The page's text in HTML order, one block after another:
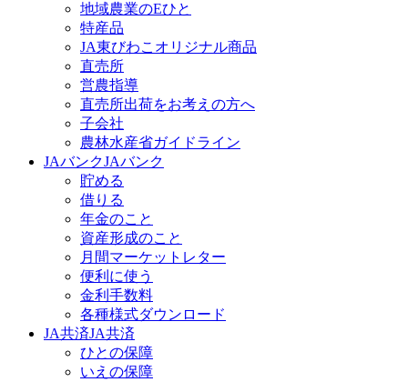
地域農業のEひと
特産品
JA東びわこオリジナル商品
直売所
営農指導
直売所出荷をお考えの方へ
子会社
農林水産省ガイドライン
JAバンクJAバンク
貯める
借りる
年金のこと
資産形成のこと
月間マーケットレター
便利に使う
金利手数料
各種様式ダウンロード
JA共済JA共済
ひとの保障
いえの保障